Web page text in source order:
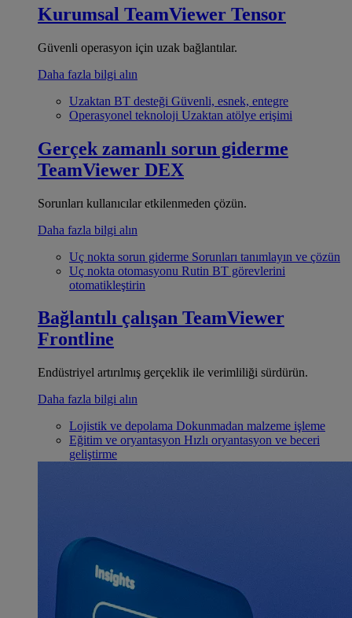
Kurumsal TeamViewer Tensor
Güvenli operasyon için uzak bağlantılar.
Daha fazla bilgi alın
Uzaktan BT desteği Güvenli, esnek, entegre
Operasyonel teknoloji Uzaktan atölye erişimi
Gerçek zamanlı sorun giderme
TeamViewer DEX
Sorunları kullanıcılar etkilenmeden çözün.
Daha fazla bilgi alın
Uç nokta sorun giderme Sorunları tanımlayın ve çözün
Uç nokta otomasyonu Rutin BT görevlerini
otomatikleştirin
Bağlantılı çalışan TeamViewer
Frontline
Endüstriyel artırılmış gerçeklik ile verimliliği sürdürün.
Daha fazla bilgi alın
Lojistik ve depolama Dokunmadan malzeme işleme
Eğitim ve oryantasyon Hızlı oryantasyon ve beceri
geliştirme